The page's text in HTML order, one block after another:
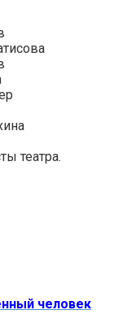
театра.
человек